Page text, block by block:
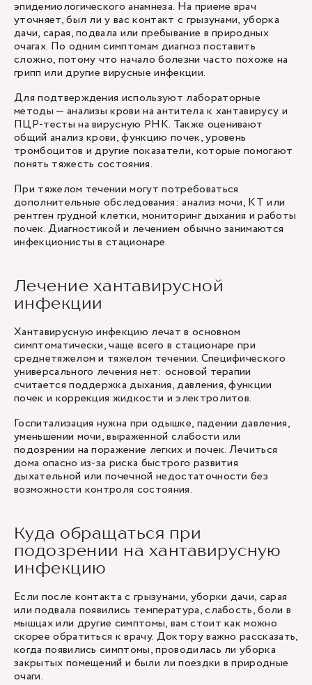
эпидемиологического анамнеза. На приеме врач
уточняет, был ли у вас контакт с грызунами, уборка
дачи, сарая, подвала или пребывание в природных
очагах. По одним симптомам диагноз поставить
сложно, потому что начало болезни часто похоже на
грипп или другие вирусные инфекции.
Для подтверждения используют лабораторные
методы — анализы крови на антитела к хантавирусу и
ПЦР-тесты на вирусную РНК. Также оценивают
общий анализ крови, функцию почек, уровень
тромбоцитов и другие показатели, которые помогают
понять тяжесть состояния.
При тяжелом течении могут потребоваться
дополнительные обследования: анализ мочи, КТ или
рентген грудной клетки, мониторинг дыхания и работы
почек. Диагностикой и лечением обычно занимаются
инфекционисты в стационаре.
Лечение хантавирусной
инфекции
Хантавирусную инфекцию лечат в основном
симптоматически, чаще всего в стационаре при
среднетяжелом и тяжелом течении. Специфического
универсального лечения нет: основой терапии
считается поддержка дыхания, давления, функции
почек и коррекция жидкости и электролитов.
Госпитализация нужна при одышке, падении давления,
уменьшении мочи, выраженной слабости или
подозрении на поражение легких и почек. Лечиться
дома опасно из-за риска быстрого развития
дыхательной или почечной недостаточности без
возможности контроля состояния.
Куда обращаться при
подозрении на хантавирусную
инфекцию
Если после контакта с грызунами, уборки дачи, сарая
или подвала появились температура, слабость, боли в
мышцах или другие симптомы, вам стоит как можно
скорее обратиться к врачу. Доктору важно рассказать,
когда появились симптомы, проводилась ли уборка
закрытых помещений и были ли поездки в природные
очаги.